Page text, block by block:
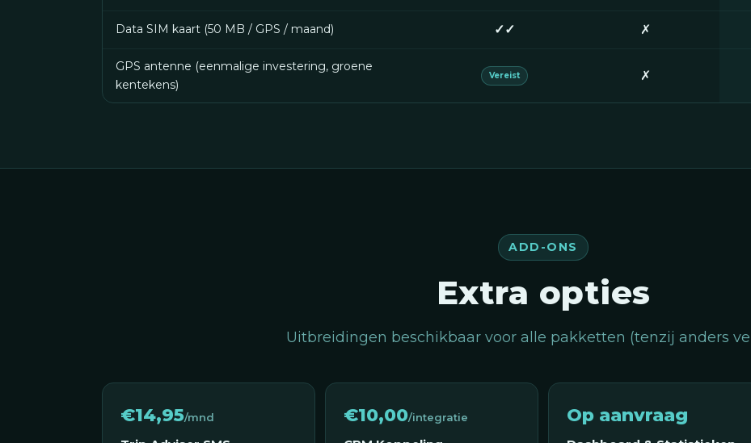
Data SIM kaart (50 MB / GPS / maand) ✓✓ ✗
GPS antenne (eenmalige investering, groene
kentekens)
Vereist ✗
ADD-ONS
Extra opties
Uitbreidingen beschikbaar voor alle pakketten (tenzij anders
€14,95/mnd €10,00/integratie Op aanvraag